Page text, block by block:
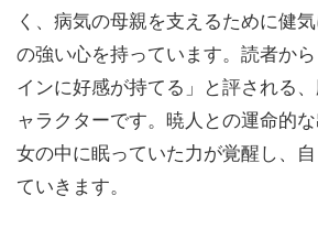
く、病気の母親を支えるために健
の強い心を持っています。読者か
インに好感が持てる」と評される
ャラクターです。暁人との運命的
女の中に眠っていた力が覚醒し、
ていきます。